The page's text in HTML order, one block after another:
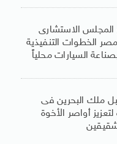
المجلس الاستشارى
مصر الخطوات التنفيذية
السيارات محلياً
ملك البحرين فى
أواصر الأخوة